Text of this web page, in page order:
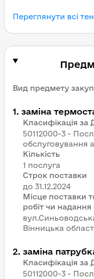
Переглянути всі
Вид предмету
1. заміна
Класифікація за
50112000-3 -
обслуговування
Кількість
1 послуга
Строк поставки
Місце поставки
робіт чи надання
Вінницька
2. заміна
Класифікація за
50112000-3 -